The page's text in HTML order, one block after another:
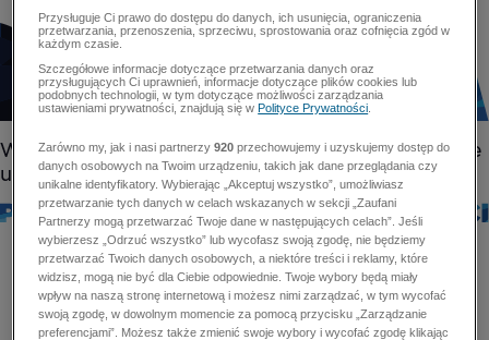
Przysługuje Ci prawo do dostępu do danych, ich usunięcia, ograniczenia
przetwarzania, przenoszenia, sprzeciwu, sprostowania oraz cofnięcia zgód w
każdym czasie.
Szczegółowe informacje dotyczące przetwarzania danych oraz
przysługujących Ci uprawnień, informacje dotyczące plików cookies lub
podobnych technologii, w tym dotyczące możliwości zarządzania
ustawieniami prywatności, znajdują się wPolityce Prywatności
Zarówno my, jak i nasi partnerzy920 przechowujemy i uzyskujemy dostęp do
danych osobowych na Twoim urządzeniu, takich jak dane przeglądania czy
unikalne identyfikatory. Wybierając „Akceptuj wszystko”, umożliwiasz
przetwarzanie tych danych w celach wskazanych w sekcji „Zaufani
Partnerzy mogą przetwarzać Twoje dane w następujących celach”. Jeśli
wybierzesz „Odrzuć wszystko” lub wycofasz swoją zgodę, nie będziemy
przetwarzać Twoich danych osobowych, a niektóre treści i reklamy, które
widzisz, mogą nie być dla Ciebie odpowiednie. Twoje wybory będą miały
wpływ na naszą stronę internetową i możesz nimi zarządzać, w tym wycofać
swoją zgodę, w dowolnym momencie za pomocą przycisku „Zarządzanie
preferencjami”. Możesz także zmienić swoje wybory i wycofać zgodę klikając